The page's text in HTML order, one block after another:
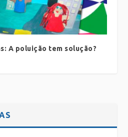
A poluição tem solução?